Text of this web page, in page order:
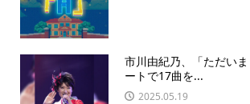
市川由紀乃、「ただい
ートで17曲を...
2025.05.19